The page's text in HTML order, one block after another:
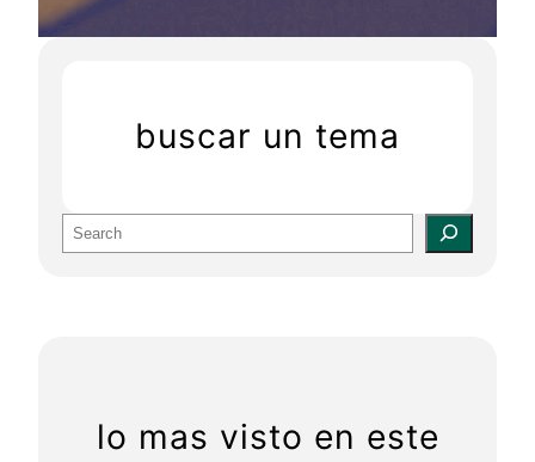
buscar un tema
e
lo mas visto en este